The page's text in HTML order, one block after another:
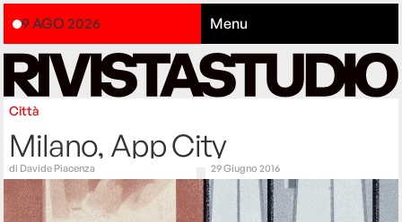
9 AGO 2026 Menu
Città
Milano, App City
di Davide Piacenza 29 Giugno 2016